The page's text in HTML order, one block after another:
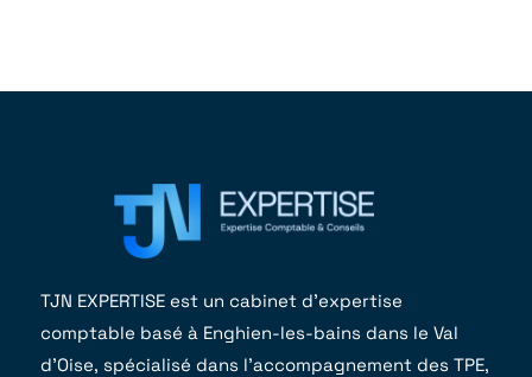
TJN EXPERTISE est un cabinet d’expertise
comptable basé à Enghien-les-bains dans le Val
d’Oise, spécialisé dans l’accompagnement des TPE,